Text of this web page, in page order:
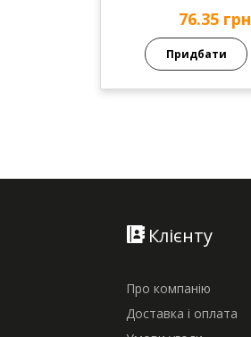
76.35 грн
Придбати
Клієнту
Про компанію
Доставка і оплата